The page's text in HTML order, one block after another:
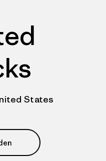
States